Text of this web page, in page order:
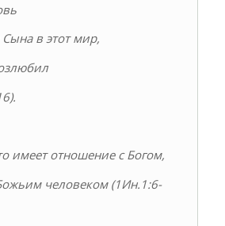
в этот мир,
имеет отношение с Богом,
человеком (1Ин.1:6-